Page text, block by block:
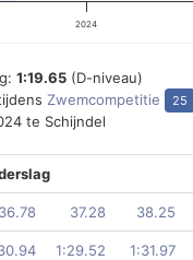
2024
1:19.65 (D-niveau)
Zwemcompetitie
te Schijndel
25
36.78 37.28 38.25
1:29.52 1:31.97